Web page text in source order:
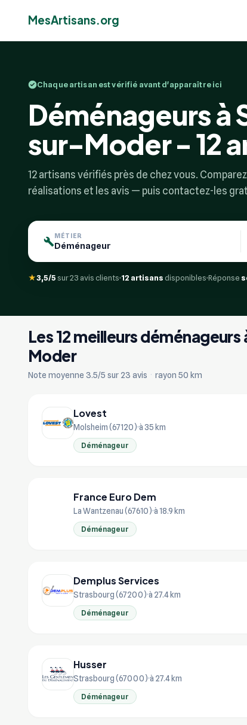
MesArtisans.org
Chaque artisan est vérifié avant d'apparaître ici
Déménageurs
sur-Moder - 12
12 artisans vérifiés près de chez vous.
réalisations et les avis — puis contactez-les
MÉTIER
★3,5/5sur 23 avis clients 12 artisansdisponibles Réponse
Les 12 meilleurs
Moder
Note moyenne 3.5/5 sur 23 avis · rayon 50 km
Lovest
Molsheim (67120) à 35 km
Déménageur
France Euro Dem
La Wantzenau (67610) à 18.9 km
Déménageur
Demplus Services
Strasbourg (67200) à 27.4 km
Déménageur
Husser
Strasbourg (67000) à 27.4 km
Déménageur